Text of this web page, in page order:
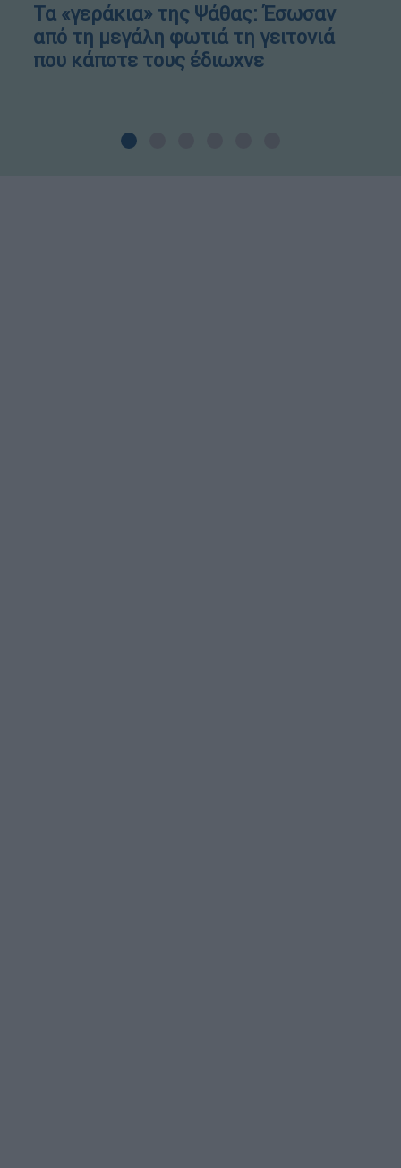
Τα «γεράκια» της Ψάθας: Έσωσαν
από τη μεγάλη φωτιά τη γειτονιά
που κάποτε τους έδιωχνε